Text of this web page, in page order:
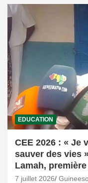
EDUCATION
CEE 2026 : « Je
sauver des vies
Lamah,
7 juillet 2026